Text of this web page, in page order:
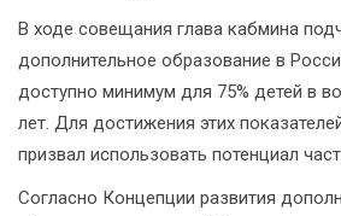
В ходе совещания глава кабмина
дополнительное образование в
доступно минимум для 75% детей в
лет. Для достижения этих
призвал использовать потенциал
Согласно Концепции развития